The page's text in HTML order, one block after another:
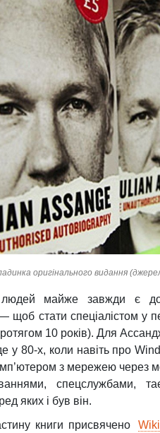
оригінального видання
людей майже завжди є
щоб стати спеціалістом у
10 років). Для
у 80-х, коли навіть про
з мережею через
спецслужбами,
яких і був він.
книги присвячено